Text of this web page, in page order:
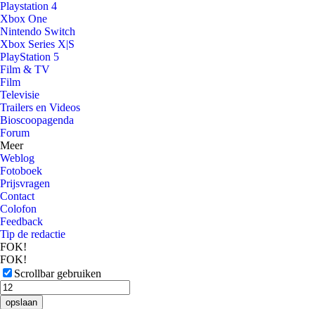
Playstation 4
Xbox One
Nintendo Switch
Xbox Series X|S
PlayStation 5
Film & TV
Film
Televisie
Trailers en Videos
Bioscoopagenda
Forum
Meer
Weblog
Fotoboek
Prijsvragen
Contact
Colofon
Feedback
Tip de redactie
FOK!
FOK!
Scrollbar gebruiken
opslaan